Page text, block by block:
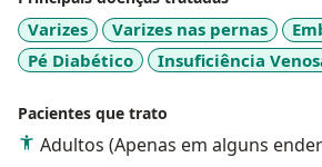
- Curso de Ecodoppler vascular pela
Preto.
- Educação continuada em Angiorradiologia e Cirurgia
- Atualmente faço parte da equipe
do Hospital Marieta Konder
Varizes Varizes nas pernas
Pé Diabético
Insuficiência
Pacientes que trato
Adultos (Apenas em alguns